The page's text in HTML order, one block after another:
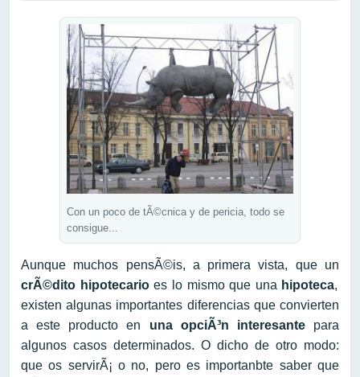
Con un poco de tÃ©cnica y de pericia, todo se
consigue...
Aunque muchos pensÃ©is, a primera vista, que un
crÃ©dito hipotecarioes lo mismo que una hipoteca,
existen algunas importantes diferencias que convierten
a este producto en una opciÃ³n interesantepara
algunos casos determinados. O dicho de otro modo:
que os servirÃ¡ o no, pero es importanbte saber que